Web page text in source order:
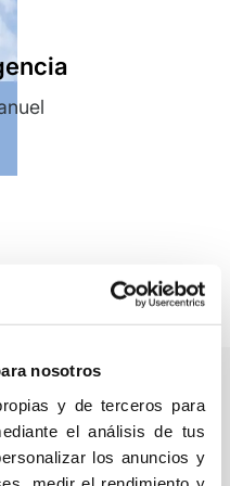
nosotros
y de terceros para
el análisis de tus
los anuncios y
a/es